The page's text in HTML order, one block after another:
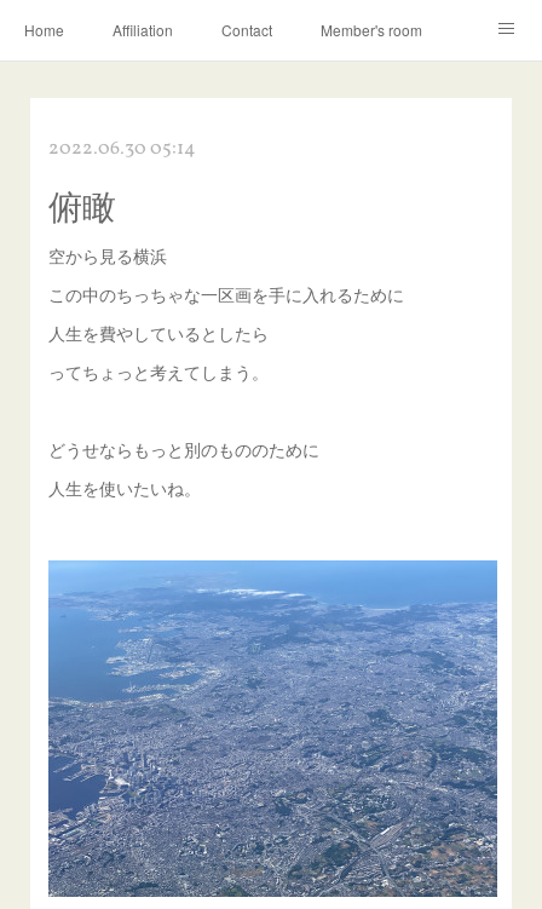
Home Affiliation Contact Member's room
2022.06.30 05:14
俯瞰
空から見る横浜
この中のちっちゃな一区画を手に入れるために
人生を費やしているとしたら
ってちょっと考えてしまう。
どうせならもっと別のもののために
人生を使いたいね。